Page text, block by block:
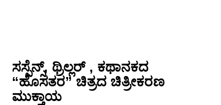
ಸಸ್ಪೆನ್ಸ್, ಥ್ರಿಲ್ಲರ್ , ಕಥಾನಕದ
“ಹೊಸತರ” ಚಿತ್ರದ ಚಿತ್ರೀಕರಣ
ಮುಕ್ತಾಯ